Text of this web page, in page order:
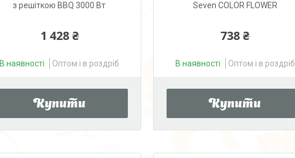
з решіткою BBQ 3000 Вт
1 428 ₴
В наявності Оптом і в роздріб
Купити
Seven COLOR FLOWER
738 ₴
В наявності Оптом і в роздріб
Купити